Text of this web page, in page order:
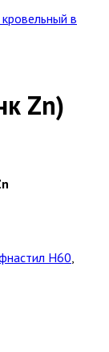
в
Zn)
Н60